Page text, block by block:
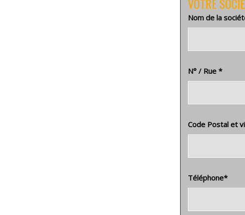
VOTRE
Nom de la
N° / Rue *
Code Postal et
Téléphone*